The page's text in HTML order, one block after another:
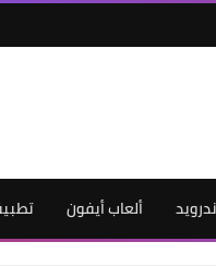
ألعاب أيفون